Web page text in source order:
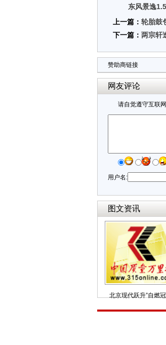
东风景逸
上一篇： 轮胎鼓
下一篇： 两宗轩
赞助商链接
网友评论
请自觉遵守互联
用户名:
图文资讯
北京现代跃升”自燃